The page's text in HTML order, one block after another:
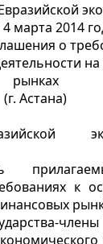
марта 2014
о
рынках
(г. Астана)
к